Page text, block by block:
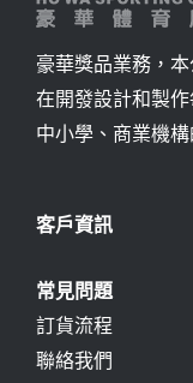
豪華獎品業務，
在開發設計和製
中小學、商業機構
客戶資訊
常見問題
訂貨流程
聯絡我們